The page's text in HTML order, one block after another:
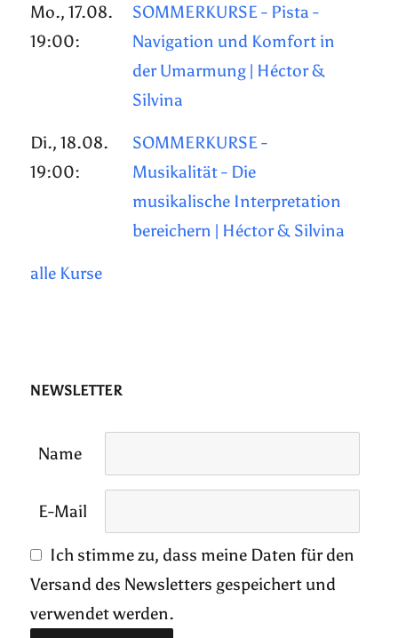
Mo., 17.08.
19:00:
SOMMERKURSE - Pista -
Navigation und Komfort in
der Umarmung | Héctor &
Silvina
Di., 18.08.
19:00:
SOMMERKURSE -
Musikalität - Die
musikalische Interpretation
bereichern | Héctor & Silvina
alle Kurse
NEWSLETTER
Name
E-Mail
Ich stimme zu, dass meine Daten für den
Versand des Newsletters gespeichert und
verwendet werden.